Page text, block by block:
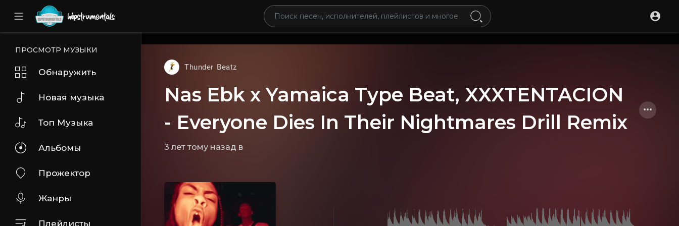
UA-36237165-1
ПРОСМОТР МУЗЫКИ
Обнаружить
Новая музыка
Топ Музыка
Альбомы
Прожектор
Жанры
Плейлисты
Thunder Beatz
Nas Ebk x Yamaica Type Beat, XXXTENTACION
- Everyone Dies In Their Nightmares Drill Remix
3 лет тому назад в